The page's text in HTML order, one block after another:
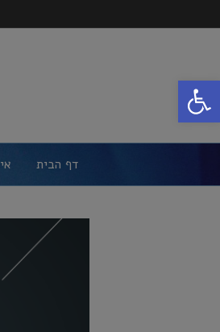
פתח סרגל נגישות
דף הבית